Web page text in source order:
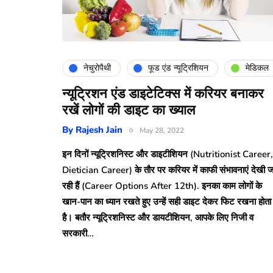
नेचुरोपैथी फूड एंड न्यूट्रिशियन मेडिकल
न्यूट्रिशन एंड डाइटेटिक्स में करियर बनाकर
रखें लोगों की डाइट का ख्याल
By Rajesh Jain May 28, 2022
इन दिनों न्यूट्रिशनिस्ट और डाइटीशियन (Nutritionist Career,
Dietician Career) के तौर पर करियर में काफी संभावनाएं देखी
रही हैं (Career Options After 12th). इनका काम लोगों के
खान-पान का ध्‍यान रखते हुए उन्‍हें सही डाइट देकर फिट रखना होता
है। बतौर न्यूट्रिशनिस्ट और डायटीशियन, आपके लिए निजी व
सरकारी…